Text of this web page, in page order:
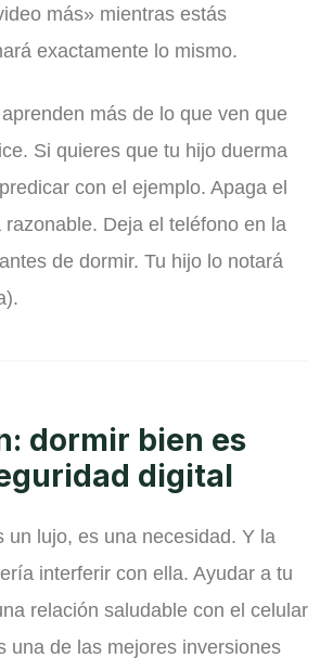
más» mientras estás
exactamente lo mismo.
más de lo que ven que
Si quieres que tu hijo duerma
con el ejemplo. Apaga el
Deja el teléfono en la
de dormir. Tu hijo lo notará
dormir bien es
digital
un lujo, es una necesidad. Y la
interferir con ella. Ayudar a tu
relación saludable con el celular
una de las mejores inversiones